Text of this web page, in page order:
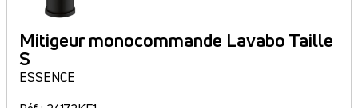
Mitigeur monocommande Lavabo Taille
S
ESSENCE